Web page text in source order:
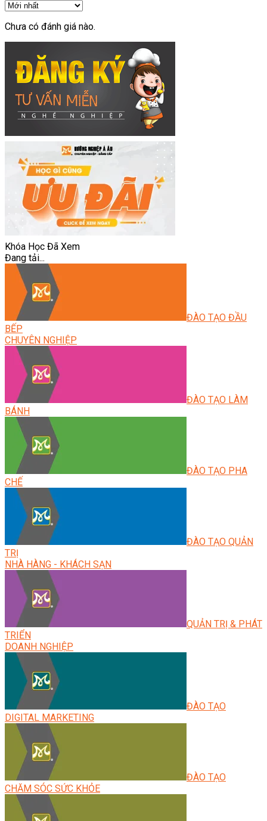
Chưa có đánh giá nào.
Khóa Học Đã Xem
Đang tải...
ĐÀO TẠO ĐẦU
BẾP
CHUYÊN NGHIỆP
ĐÀO TẠO LÀM
BÁNH
ĐÀO TẠO PHA
CHẾ
ĐÀO TẠO QUẢN
TRỊ
NHÀ HÀNG - KHÁCH SẠN
QUẢN TRỊ & PHÁT
TRIỂN
DOANH NGHIỆP
ĐÀO TẠO
DIGITAL MARKETING
ĐÀO TẠO
CHĂM SÓC SỨC KHỎE